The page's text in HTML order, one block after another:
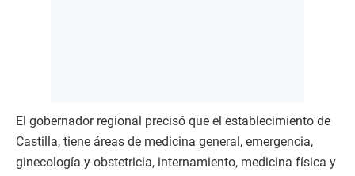
El gobernador regional precisó que el establecimiento de
Castilla, tiene áreas de medicina general, emergencia,
ginecología y obstetricia, internamiento, medicina física y